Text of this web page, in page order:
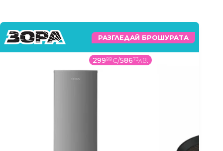
РАЗГЛЕДАЙ БРОШУРАТА
29999€/58673лв.